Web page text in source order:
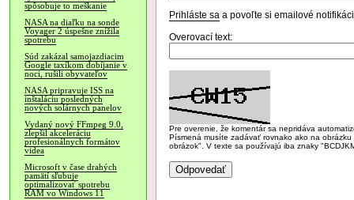
spôsobuje to meškanie
NASA na diaľku na sonde
Voyager 2 úspešne znížila
spotrebu
Súd zakázal samojazdiacim
Google taxíkom dobíjanie v
noci, rušili obyvateľov
NASA pripravuje ISS na
inštaláciu posledných
nových solárnych panelov
Vydaný nový FFmpeg 9.0,
zlepšil akceleráciu
profesionálnych formátov
videa
Microsoft v čase drahých
pamätí sľubuje
optimalizovať spotrebu
RAM vo Windows 11
Prihláste sa a povoľte si emailové
Overovací text:
Pre overenie, že komentár sa nepridáva
Písmená musíte zadávať rovnako ako na
obrázok". V texte sa používajú iba znaky